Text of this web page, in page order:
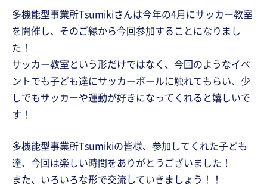
多機能型事業所Tsumikiさんは今年の4月にサッカー教室
を開催し、そのご縁から今回参加することになりまし
た！
サッカー教室という形だけではなく、今回のようなイベ
ントでも子ども達にサッカーボールに触れてもらい、少
しでもサッカーや運動が好きになってくれると嬉しいで
す！
多機能型事業所Tsumikiの皆様、参加してくれた子ども
達、今回は楽しい時間をありがとうございました！
また、いろいろな形で交流していきましょう！！